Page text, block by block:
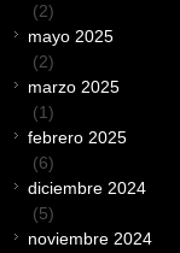
(2)
mayo 2025
(2)
marzo 2025
(1)
febrero 2025
(6)
diciembre 2024
(5)
noviembre 2024